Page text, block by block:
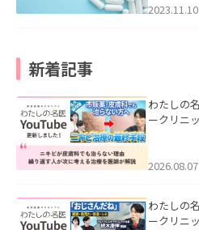
2023.11.10
新着記事
わたしの
ークリニ
ました。
2026.08.07
わたしの
ークリニ